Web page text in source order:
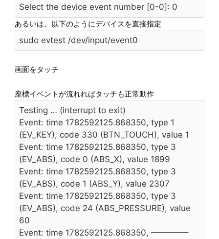
Select the device event number [0-0]: 0
あるいは、以下のようにデバイスを直接指定
sudo evtest /dev/input/event0
画面をタッチ
座標イベントが流れればタッチも正常動作
Testing … (interrupt to exit)
Event: time 1782592125.868350, type 1
(EV_KEY), code 330 (BTN_TOUCH), value 1
Event: time 1782592125.868350, type 3
(EV_ABS), code 0 (ABS_X), value 1899
Event: time 1782592125.868350, type 3
(EV_ABS), code 1 (ABS_Y), value 2307
Event: time 1782592125.868350, type 3
(EV_ABS), code 24 (ABS_PRESSURE), value
60
Event: time 1782592125.868350, ————–